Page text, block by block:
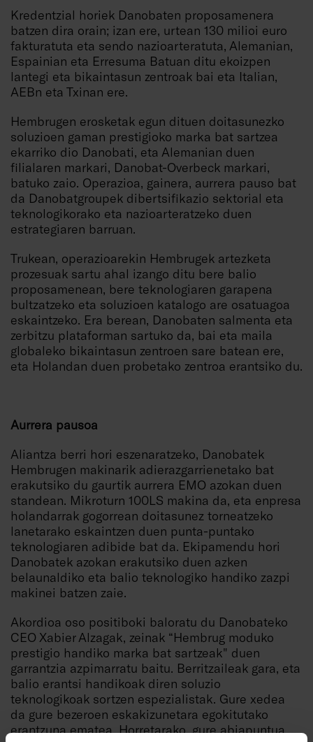
Kredentzial horiek Danobaten proposamenera
batzen dira orain; izan ere, urtean 130 milioi euro
fakturatuta eta sendo nazioarteratuta, Alemanian,
Espainian eta Erresuma Batuan ditu ekoizpen
lantegi eta bikaintasun zentroak bai eta Italian,
AEBn eta Txinan ere.
Hembrugen erosketak egun dituen doitasunezko
soluzioen gaman prestigioko marka bat sartzea
ekarriko dio Danobati, eta Alemanian duen
filialaren markari, Danobat-Overbeck markari,
batuko zaio. Operazioa, gainera, aurrera pauso bat
da Danobatgroupek dibertsifikazio sektorial eta
teknologikorako eta nazioarteratzeko duen
estrategiaren barruan.
Trukean, operazioarekin Hembrugek artezketa
prozesuak sartu ahal izango ditu bere balio
proposamenean, bere teknologiaren garapena
bultzatzeko eta soluzioen katalogo are osatuagoa
eskaintzeko. Era berean, Danobaten salmenta eta
zerbitzu plataforman sartuko da, bai eta maila
globaleko bikaintasun zentroen sare batean ere,
eta Holandan duen probetako zentroa erantsiko du.
Aurrera pausoa
Aliantza berri hori eszenaratzeko, Danobatek
Hembrugen makinarik adierazgarrienetako bat
erakutsiko du gaurtik aurrera EMO azokan duen
standean. Mikroturn 100LS makina da, eta enpresa
holandarrak gogorrean doitasunez torneatzeko
lanetarako eskaintzen duen punta-puntako
teknologiaren adibide bat da. Ekipamendu hori
Danobatek azokan erakutsiko duen azken
belaunaldiko eta balio teknologiko handiko zazpi
makinei batzen zaie.
Akordioa oso positiboki baloratu du Danobateko
CEO Xabier Alzagak, zeinak “Hembrug moduko
prestigio handiko marka bat sartzeak" duen
garrantzia azpimarratu baitu. Berritzaileak gara, eta
balio erantsi handikoak diren soluzio
teknologikoak sortzen espezialistak. Gure xedea
da gure bezeroen eskakizunetara egokitutako
erantzuna ematea. Horretarako, gure abiapuntua